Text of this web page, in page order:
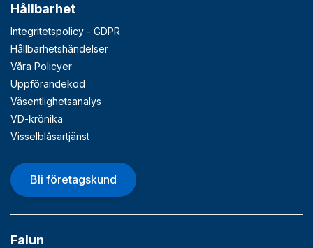
Hållbarhet
Integritetspolicy - GDPR
Hållbarhetshändelser
Våra Policyer
Uppförandekod
Väsentlighetsanalys
VD-krönika
Visselblåsartjänst
Bli företagskund
Falun